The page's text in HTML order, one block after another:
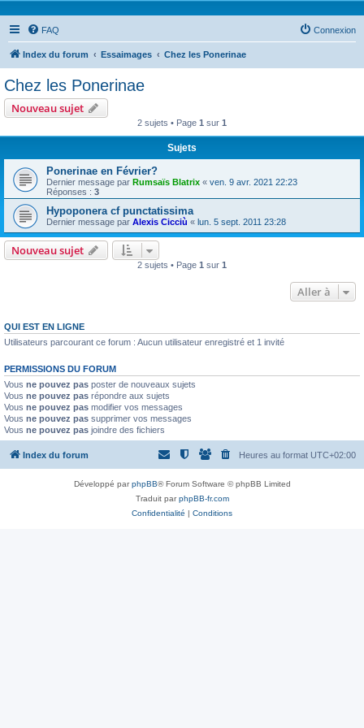
FAQ Connexion
Index du forum Essaimages Chez les Ponerinae
Chez les Ponerinae
Nouveau sujet
2 sujets • Page 1 sur 1
Sujets
Ponerinae en Février?
Dernier message par Rumsaïs Blatrix « ven. 9 avr. 2021 22:23
Réponses : 3
Hypoponera cf punctatissima
Dernier message par Alexis Cicciù « lun. 5 sept. 2011 23:28
Nouveau sujet
2 sujets • Page 1 sur 1
Aller à
QUI EST EN LIGNE
Utilisateurs parcourant ce forum : Aucun utilisateur enregistré et 1 invité
PERMISSIONS DU FORUM
Vous ne pouvez pas poster de nouveaux sujets
Vous ne pouvez pas répondre aux sujets
Vous ne pouvez pas modifier vos messages
Vous ne pouvez pas supprimer vos messages
Vous ne pouvez pas joindre des fichiers
Index du forum Heures au format UTC+02:00
Développé parphpBB® Forum Software © phpBB Limited
Traduit parphpBB-fr.com
Confidentialité | Conditions